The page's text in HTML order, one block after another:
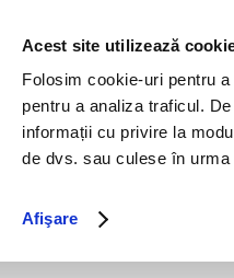
Acest site utilizează
Folosim cookie-uri pentru
pentru a analiza traficul.
informații cu privire la
de dvs. sau culese în
Afişare